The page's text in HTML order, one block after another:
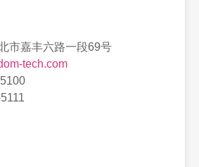
市嘉丰六路一段69号
tech.com